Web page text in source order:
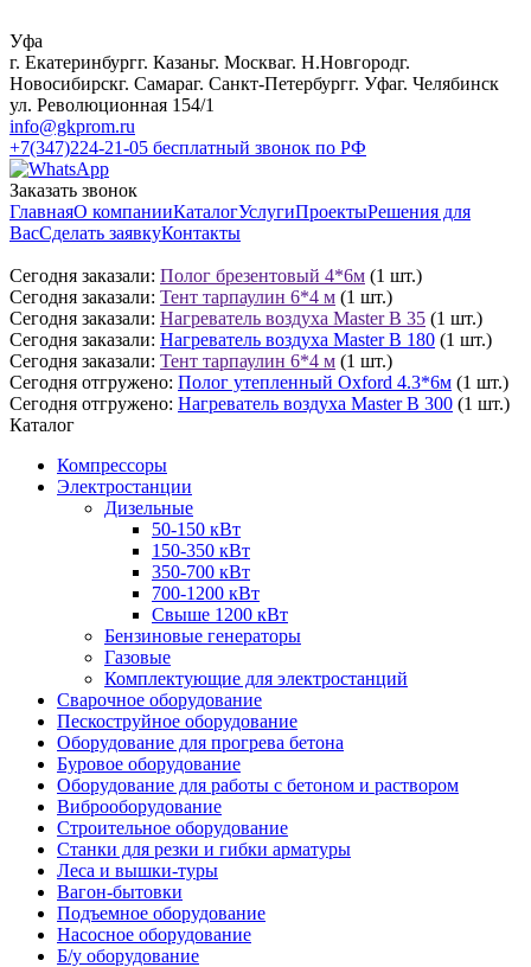
Уфа
г. Екатеринбургг. Казаньг. Москваг. Н.Новгородг.
Новосибирскг. Самараг. Санкт-Петербургг. Уфаг. Челябинск
ул. Революционная 154/1
info@gkprom.ru
+7(347)224-21-05 бесплатный звонок по РФ
Заказать звонок
ГлавнаяО компанииКаталогУслугиПроектыРешения для
ВасСделать заявкуКонтакты
Сегодня заказали: Полог брезентовый 4*6м (1 шт.)
Сегодня заказали: Тент тарпаулин 6*4 м (1 шт.)
Сегодня заказали: Нагреватель воздуха Master B 35 (1 шт.)
Сегодня заказали: Нагреватель воздуха Master B 180 (1 шт.)
Сегодня заказали: Тент тарпаулин 6*4 м (1 шт.)
Сегодня отгружено: Полог утепленный Oxford 4.3*6м (1 шт.)
Сегодня отгружено: Нагреватель воздуха Master B 300 (1 шт.)
Каталог
Компрессоры
Электростанции
Дизельные
50-150 кВт
150-350 кВт
350-700 кВт
700-1200 кВт
Свыше 1200 кВт
Бензиновые генераторы
Газовые
Комплектующие для электростанций
Сварочное оборудование
Пескоструйное оборудование
Оборудование для прогрева бетона
Буровое оборудование
Оборудование для работы с бетоном и раствором
Виброоборудование
Строительное оборудование
Станки для резки и гибки арматуры
Леса и вышки-туры
Вагон-бытовки
Подъемное оборудование
Насосное оборудование
Б/у оборудование